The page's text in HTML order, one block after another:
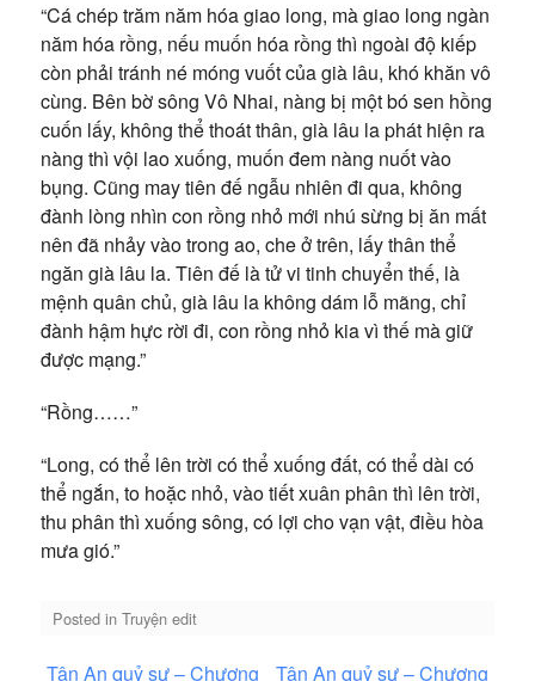
“Cá chép trăm năm hóa giao long, mà giao long ngàn
năm hóa rồng, nếu muốn hóa rồng thì ngoài độ kiếp
còn phải tránh né móng vuốt của già lâu, khó khăn vô
cùng. Bên bờ sông Vô Nhai, nàng bị một bó sen hồng
cuốn lấy, không thể thoát thân, già lâu la phát hiện ra
nàng thì vội lao xuống, muốn đem nàng nuốt vào
bụng. Cũng may tiên đế ngẫu nhiên đi qua, không
đành lòng nhìn con rồng nhỏ mới nhú sừng bị ăn mất
nên đã nhảy vào trong ao, che ở trên, lấy thân thể
ngăn già lâu la. Tiên đế là tử vi tinh chuyển thế, là
mệnh quân chủ, già lâu la không dám lỗ mãng, chỉ
đành hậm hực rời đi, con rồng nhỏ kia vì thế mà giữ
được mạng.”
“Rồng……”
“Long, có thể lên trời có thể xuống đất, có thể dài có
thể ngắn, to hoặc nhỏ, vào tiết xuân phân thì lên trời,
thu phân thì xuống sông, có lợi cho vạn vật, điều hòa
mưa gió.”
Posted in Truyện edit
Điều
Tân An quỷ sự – Chương
Tân An quỷ sự – Chương